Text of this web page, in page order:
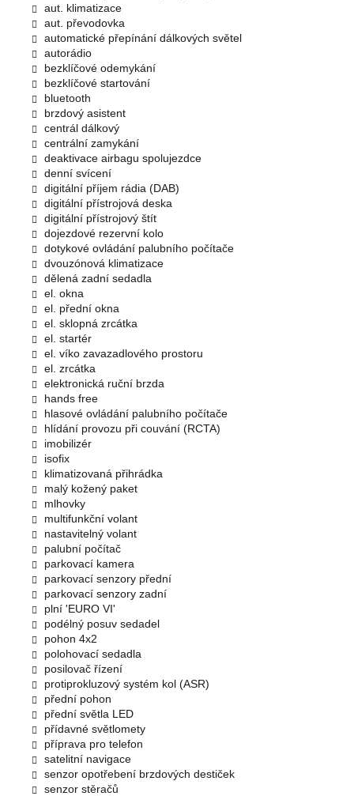
aut. klimatizace
aut. převodovka
automatické přepínání dálkových světel
autorádio
bezklíčové odemykání
bezklíčové startování
bluetooth
brzdový asistent
centrál dálkový
centrální zamykání
deaktivace airbagu spolujezdce
denní svícení
digitální příjem rádia (DAB)
digitální přístrojová deska
digitální přístrojový štít
dojezdové rezervní kolo
dotykové ovládání palubního počítače
dvouzónová klimatizace
dělená zadní sedadla
el. okna
el. přední okna
el. sklopná zrcátka
el. startér
el. víko zavazadlového prostoru
el. zrcátka
elektronická ruční brzda
hands free
hlasové ovládání palubního počítače
hlídání provozu při couvání (RCTA)
imobilizér
isofix
klimatizovaná přihrádka
malý kožený paket
mlhovky
multifunkční volant
nastavitelný volant
palubní počítač
parkovací kamera
parkovací senzory přední
parkovací senzory zadní
plní 'EURO VI'
podélný posuv sedadel
pohon 4x2
polohovací sedadla
posilovač řízení
protiprokluzový systém kol (ASR)
přední pohon
přední světla LED
přídavné světlomety
příprava pro telefon
satelitní navigace
senzor opotřebení brzdových destiček
senzor stěračů